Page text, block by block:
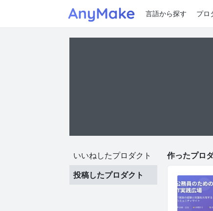
言語から探す プロ
いいねしたプロダクト
投稿したプロダクト
作ったプロ